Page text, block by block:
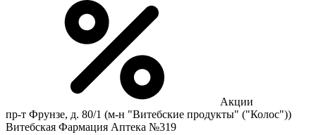
Акции
пр-т Фрунзе, д. 80/1 (м-н "Витебские продукты" ("Колос"))
Витебская Фармация Аптека №319